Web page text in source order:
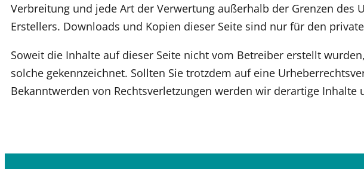
Verbreitung und jede Art der Verwertung außerhalb der Grenzen
Erstellers. Downloads und Kopien dieser Seite sind nur für den
Soweit die Inhalte auf dieser Seite nicht vom Betreiber erstellt
solche gekennzeichnet. Sollten Sie trotzdem auf eine
Bekanntwerden von Rechtsverletzungen werden wir derartige Inhalte